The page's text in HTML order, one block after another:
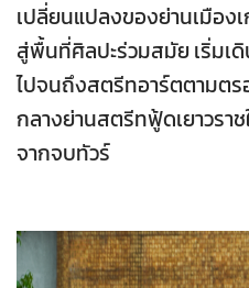
เปลี่ยนแปลงของย่านเมือง
สู่พื้นที่ศิลปะร่วมสมัย เริ่ม
ไปจนถึงสตรีทอาร์ตตามต
กลางย่านสตรีทฟู้ดเยาวรา
จากจบทัวร์